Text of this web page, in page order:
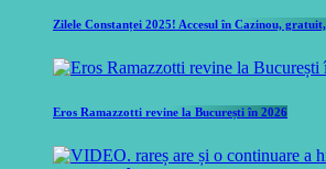
Zilele Constanței 2025! Accesul în Cazinou,
Eros Ramazzotti revine la București în 2026